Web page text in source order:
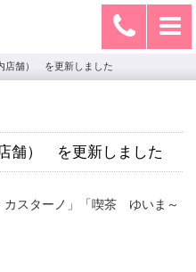
店舗） を更新しました
舗） を更新しました
カスターノ」「喫茶 ゆいま～